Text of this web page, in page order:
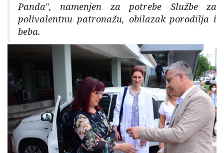
Panda'', namenjen za potrebe Službe za
polivalentnu patronažu, obilazak porodilja i
beba.